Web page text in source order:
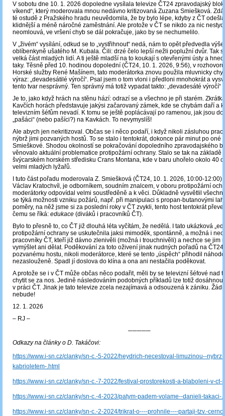
V sobotu dne 10. 1. 2026 dopoledne vysílala televize ČT24 zpravodajský blok
víkend“, který moderovala mnou nedávno kritizovaná Zuzana Smiešková.
té ostudě z Pražského hradu neuvědomila, že by bylo lépe, kdyby z ČT
klidnější a méně náročné zaměstnání. Ale protože v ČT se nikdo za nic
neomlouvá, ve vršení chyb se dál pokračuje, jako by se nechumelilo.
V „živém“ vysílání, odkud se to „vystřihnout“ nedá, nám to opět předvedla
oblíbenkyně ušatého M. Kubala. Čili: drzé čelo lepší nežli poplužní dvůr. Tak
velká část mladých lidí. A ti ještě mladší na to koukají s otevřenými ústy a
taky. Těsně před 10. hodinou dopolední (ČT24, 10. 1. 2026, 9:56), v
Horské služby René Mašínem, tato moderátorka znovu použila mluvnicky
výraz: „devadesátilé výročí“. Psal jsem o tom vloni i předloni mnohokrát a
tento tvar nesprávný. Ten správný má totiž vypadat takto: „devadesáté výročí“
Je to, jako když hrách na stěnu hází: odrazí se a všechno je při starém.
Kavčích horách představuje jakýsi začarovaný zámek, kde se chybám daří a
televizním šéfům nevadí. K tomu se ještě poplácávají po ramenou, jak jsou
„pašáci“ (nebo pašíci?) na Kavkách. To nevymyslíš!
Ale abych jen nekritizoval. Občas se i něco podaří, i když nikoli zásluhou
nýbrž jimi pozvaných hostů. To se stalo i tentokrát, dokonce pár minut po oné
Smieškové. Shodou okolností se pokračování dopoledního zpravodajského
věnovalo aktuální problematice protipožární ochrany. Stalo se tak na základě
švýcarském horském středisku Crans Montana, kde v baru uhořelo okolo 40
velmi mladých lyžařů.
I tuto část pořadu moderovala Z. Smiešková (ČT24, 10. 1. 2026, 10:00-
Václav Kratochvíl, je odborníkem, soudním znalcem, v oboru protipožární
moderátorky odpovídal velmi soustředěně a k věci. Důkladně vysvětlil
se týká možnosti vzniku požárů, např. při manipulaci s propan-butanovými
poměry, na něž jsme si za poslední roky v ČT zvykli, tento host tentokrát
čemu se říká: edukace (diváků i pracovníků ČT).
Bylo to přesně to, co ČT již dlouhá léta vyčítám, že nedělá. I tato ukázková
protipožární ochrany se uskutečnila jaksi mimoděk, spontánně, a možná i
pracovníky ČT, kteří již dávno zlenivěli (možná i trouchnivěli) a nechce se jim
vymýšlet ani dělat. Poděkování za toto oživení jinak nudných pořadů na
pozvanému hostu, nikoli moderátorce, které se tento „úspěch“ přihodil
nezaslouženě. Spadl jí doslova do klína a ona ani nestačila poděkovat.
A protože se i v ČT může občas něco podařit, měli by se televizní šéfové nad
chytit se za nos. Jedině následováním podobných příkladů lze totiž
v práci ČT. Jinak je tato televize zcela nezajímavá a odsouzená k zániku.
nebude!
12. 1. 2026
‒ RJ ‒
─────
Odkazy na články o D. Takáčovi:
https://www.i-sn.cz/clanky/sn-c.-5-2022/heydrich-necestoval-limuzinou--nybrz-
kabrioletem-.html
https://www.i-sn.cz/clanky/sn-c.-7-2022/festival-prostorekosti-a-blaboleni-v-ct-
https://www.i-sn.cz/clanky/sn-c.-4-2023/patym-padem-volame--danieli-takaci-
https://www.i-sn.cz/clanky/sn-c.-2-2024/trikrat-o----prohnile----partaji-tzv.-